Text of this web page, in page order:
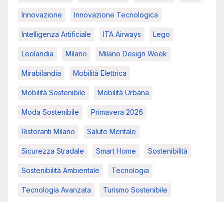
Innovazione Innovazione Tecnologica
Intelligenza Artificiale ITA Airways Lego
Leolandia Milano Milano Design Week
Mirabilandia Mobilità Elettrica
Mobilità Sostenibile Mobilità Urbana
Moda Sostenibile Primavera 2026
Ristoranti Milano Salute Mentale
Sicurezza Stradale Smart Home Sostenibilità
Sostenibilità Ambientale Tecnologia
Tecnologia Avanzata Turismo Sostenibile